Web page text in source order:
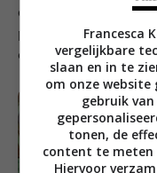
al je vulling eruit aan
prikkertje in en leg
overige rolletjes.
Francesca
vergelijkbare
slaan en in te
om onze
gebruik
tonen, de
content te meten
Hiervoor